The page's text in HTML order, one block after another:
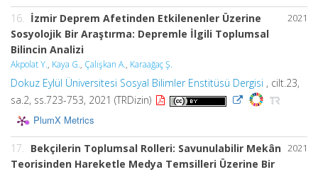
2021
16. İzmir Deprem Afetinden Etkilenenler Üzerine
Sosyolojik Bir Araştırma: Depremle İlgili Toplumsal
Bilincin Analizi
Akpolat Y., Kaya G., Çalışkan A., Karaağaç Ş.
Dokuz Eylül Üniversitesi Sosyal Bilimler Enstitüsü Dergisi , cilt.23,
sa.2, ss.723-753, 2021 (TRDizin)
PlumX Metrics
2021
17. Bekçilerin Toplumsal Rolleri: Savunulabilir Mekân
Teorisinden Hareketle Medya Temsilleri Üzerine Bir